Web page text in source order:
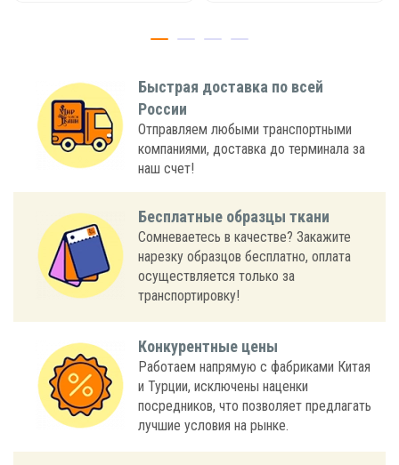
Быстрая доставка по всей
России
Отправляем любыми транспортными
компаниями, доставка до терминала за
наш счет!
Бесплатные образцы ткани
Сомневаетесь в качестве? Закажите
нарезку образцов бесплатно, оплата
осуществляется только за
транспортировку!
Конкурентные цены
Работаем напрямую с фабриками Китая
и Турции, исключены наценки
посредников, что позволяет предлагать
лучшие условия на рынке.